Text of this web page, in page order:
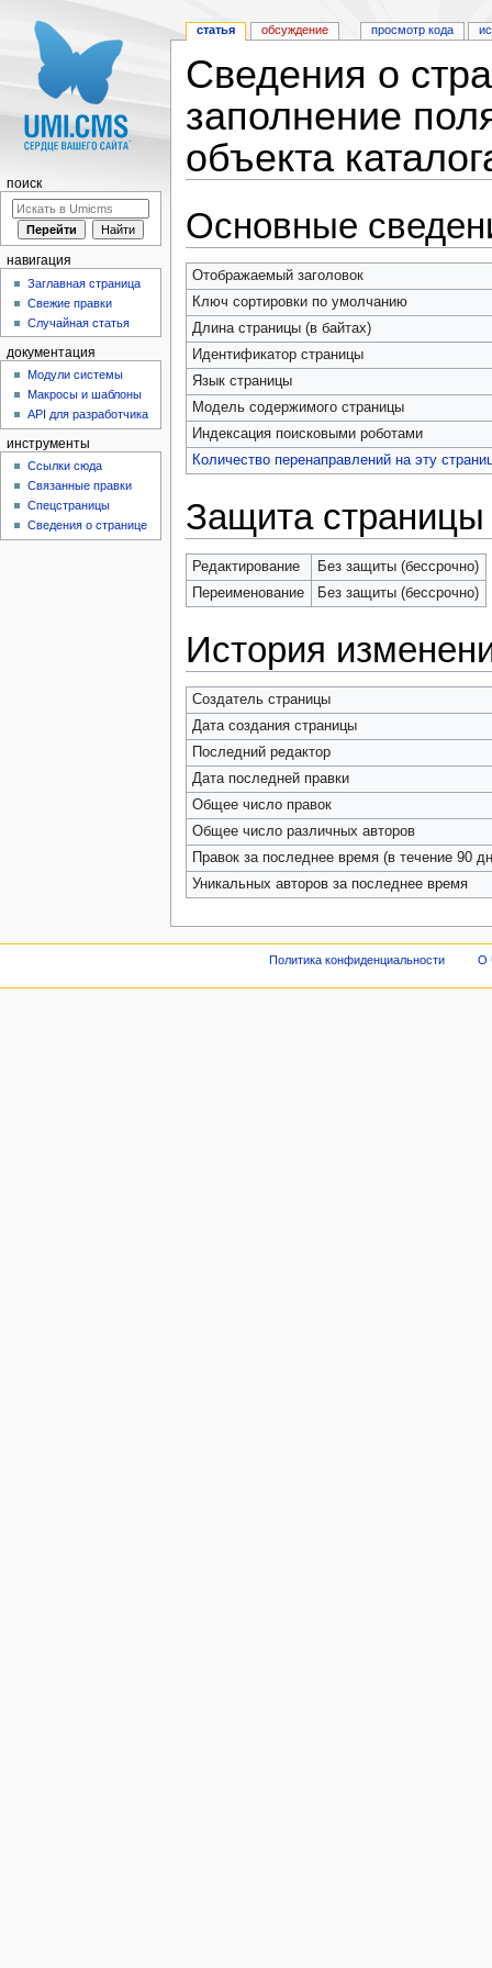
Сведения о
заполнение
объекта
Основные
Отображаемый заголовок
Ключ сортировки по умолчанию
Длина страницы (в байтах)
Идентификатор страницы
Язык страницы
Модель содержимого страницы
Индексация поисковыми роботами
Количество перенаправлений на эту
Защита страницы
Редактирование
Без защиты (бессрочно)
Переименование
Без защиты (бессрочно)
История
Создатель страницы
Дата создания страницы
Последний редактор
Дата последней правки
Общее число правок
Общее число различных авторов
Правок за последнее время (в течение 90
Уникальных авторов за последнее время
статья обсуждение просмотр кода
поиск
навигация
Заглавная страница
Свежие правки
Случайная статья
документация
Модули системы
Макросы и шаблоны
API для разработчика
инструменты
Ссылки сюда
Связанные правки
Спецстраницы
Сведения о странице
Политика конфиденциальности О